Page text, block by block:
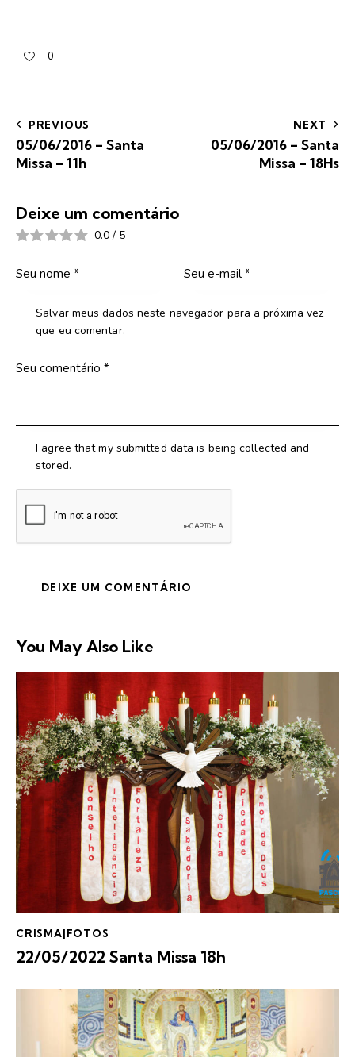
0
PREVIOUS
05/06/2016 – Santa
Missa – 11h
NEXT
05/06/2016 – Santa
Missa – 18Hs
Deixe um comentário
0.0 / 5
Salvar meus dados neste navegador para a próxima vez
que eu comentar.
I agree that my submitted data is being collected and
stored.
You May Also Like
CRISMA|FOTOS
22/05/2022 Santa Missa 18h